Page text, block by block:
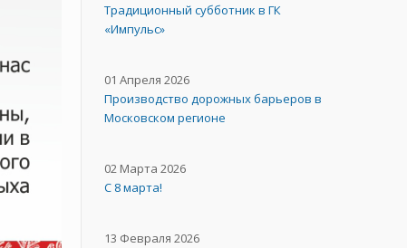
Традиционный субботник в ГК
«Импульс»
01 Апреля 2026
Производство дорожных барьеров в
Московском регионе
02 Марта 2026
С 8 марта!
13 Февраля 2026